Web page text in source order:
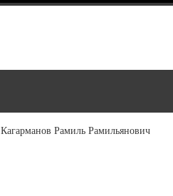
Кагарманов Рамиль Рамильянович